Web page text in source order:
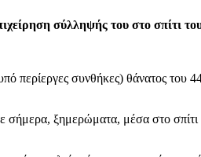
σύλληψής του στο σπίτι
συνθήκες) θάνατος του
σήμερα, ξημερώματα, μέσα στο